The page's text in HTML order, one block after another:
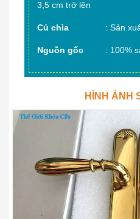
3,5 cm trở lên
Củ chìa : Sản xuất
Nguồn gốc : 100%
HÌNH ẢNH